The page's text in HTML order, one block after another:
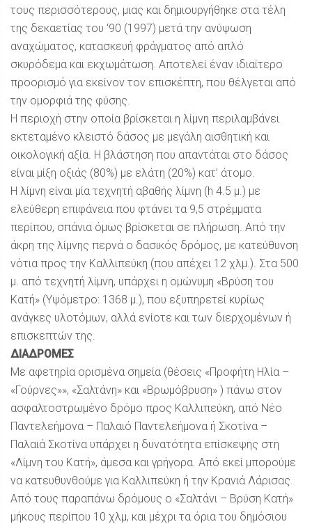
τους περισσότερους, μιας και δημιουργήθηκε στα τέλη
της δεκαετίας του ‘90 (1997) μετά την ανύψωση
αναχώματος, κατασκευή φράγματος από απλό
σκυρόδεμα και εκχωμάτωση. Αποτελεί έναν ιδιαίτερο
προορισμό για εκείνον τον επισκέπτη, που θέλγεται από
την ομορφιά της φύσης.
Η περιοχή στην οποία βρίσκεται η λίμνη περιλαμβάνει
εκτεταμένο κλειστό δάσος με μεγάλη αισθητική και
οικολογική αξία. Η βλάστηση που απαντάται στο δάσος
είναι μίξη οξιάς (80%) με ελάτη (20%) κατ’ άτομο.
Η λίμνη είναι μία τεχνητή αβαθής λίμνη (h 4.5 μ.) με
ελεύθερη επιφάνεια που φτάνει τα 9,5 στρέμματα
περίπου, σπάνια όμως βρίσκεται σε πλήρωση. Από την
άκρη της λίμνης περνά ο δασικός δρόμος, με κατεύθυνση
νότια προς την Καλλιπεύκη (που απέχει 12 χλµ.). Στα 500
μ. από τεχνητή λίμνη, υπάρχει η ομώνυμη «Βρύση του
Κατή» (Υψόμετρο: 1368 μ.), που εξυπηρετεί κυρίως
ανάγκες υλοτόμων, αλλά ενίοτε και των διερχομένων ή
επισκεπτών της.
ΔΙΑΔΡΟΜΕΣ
Με αφετηρία ορισμένα σημεία (θέσεις «Προφήτη Ηλία –
«Γούρνες»», «Σαλτάνη» και «Βρωμόβρυση» ) πάνω στον
ασφαλτοστρωμένο δρόμο προς Καλλιπεύκη, από Νέο
Παντελεήμονα – Παλαιό Παντελεήμονα ή Σκοτίνα –
Παλαιά Σκοτίνα υπάρχει η δυνατότητα επίσκεψης στη
«Λίμνη του Κατή», άμεσα και γρήγορα. Από εκεί μπορούμε
να κατευθυνθούμε για Καλλιπεύκη ή την Κρανιά Λάρισας.
Από τους παραπάνω δρόμους ο «Σαλτάνι – Βρύση Κατή»
μήκους περίπου 10 χλμ, και μέχρι τα όρια του δημόσιου